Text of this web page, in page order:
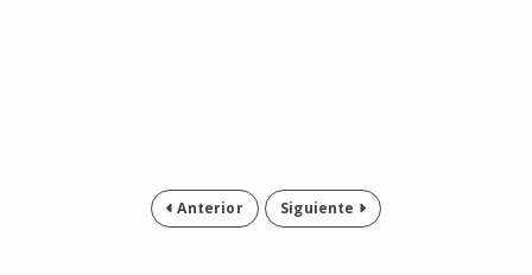
Anterior Siguiente